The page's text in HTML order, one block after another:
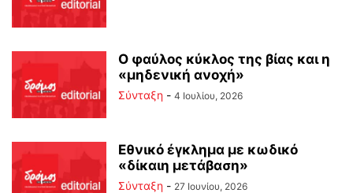
Ο φαύλος κύκλος της βίας και η
«μηδενική ανοχή»
Σύνταξη - 4 Ιουλίου, 2026
Εθνικό έγκλημα με κωδικό
«δίκαιη μετάβαση»
Σύνταξη - 27 Ιουνίου, 2026